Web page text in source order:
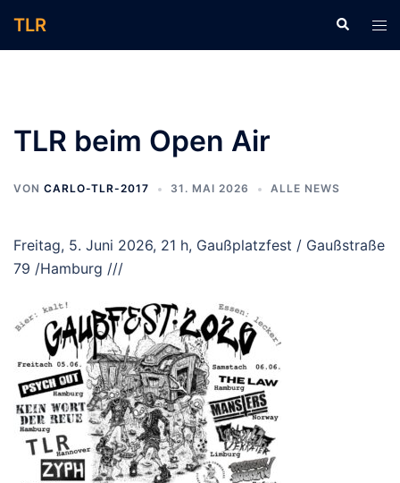
Inhalt
TLR Suche
TLR beim Open Air
VON CARLO-TLR-2017 31. MAI 2026 ALLE NEWS
Freitag, 5. Juni 2026, 21 h, Gaußplatzfest / Gaußstraße
79 /Hamburg ///